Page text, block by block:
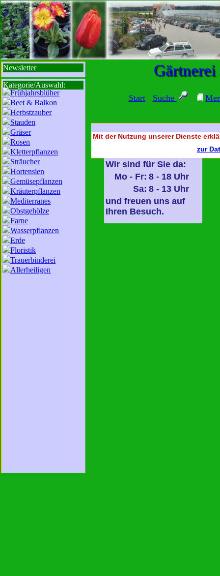
sbisbbib
Start Suche
Gärtnerei
Newsletter
Kategorie/Auswahl:
Frühjahrsblüher
Beet & Balkon
Herbstzauber
Stauden
Gräser
Rosen
Kletterpflanzen
Sträucher
Hortensien
Gemüsepflanzen
Kräuterpflanzen
Mediterranes
Obstgehölze
Farne
Wasserpflanzen
Erde
Floristik
Trauerbinderei
Allerheiligen
Wir sind für Sie da:
Mo - Fr: 8 - 18 Uhr
Sa: 8 - 13 Uhr
und freuen uns auf
Ihren Besuch.
Mit der Nutzung unserer Dienste
zur